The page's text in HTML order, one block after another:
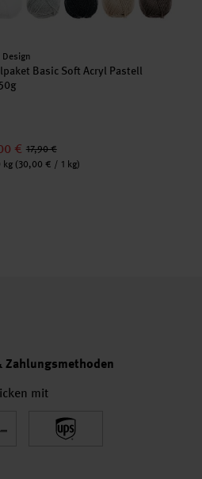
Design
Basic Soft Acryl Pastell
€ 17,90 €
kg (30,00 € / 1 kg)
Zahlungsmethoden
mit